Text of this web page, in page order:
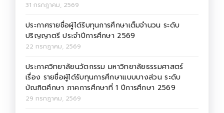
31 กรกฎาคม, 2569
ประกาศรายชื่อผู้ได้รับทุนการศึกษาเต็มจำนวน ระดับ
ปริญญาตรี ประจำปีการศึกษา 2569
22 กรกฎาคม, 2569
ประกาศวิทยาลัยนวัตกรรม มหาวิทยาลัยธรรมศาสตร์
เรื่อง รายชื่อผู้ได้รับทุนการศึกษาแบบบางส่วน ระดับ
บัณฑิตศึกษา ภาคการศึกษาที่ 1 ปีการศึกษา 2569
29 กรกฎาคม, 2569